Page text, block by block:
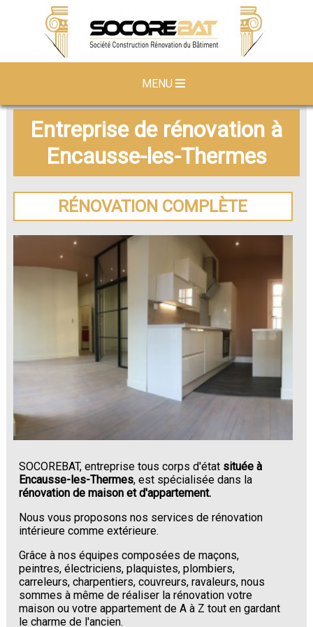
MENU
Entreprise de rénovation à
Encausse-les-Thermes
RÉNOVATION COMPLÈTE
SOCOREBAT, entreprise tous corps d'état située à
Encausse-les-Thermes, est spécialisée dans la
rénovation de maison et d'appartement.
Nous vous proposons nos services de rénovation
intérieure comme extérieure.
Grâce à nos équipes composées de maçons,
peintres, électriciens, plaquistes, plombiers,
carreleurs, charpentiers, couvreurs, ravaleurs, nous
sommes à même de réaliser la rénovation votre
maison ou votre appartement de A à Z tout en gardant
le charme de l'ancien.